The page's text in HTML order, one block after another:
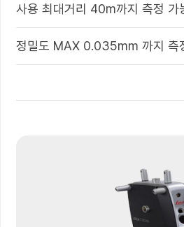
사용 최대거리 40m까지 측정 가
정밀도 MAX 0.035mm 까지 측